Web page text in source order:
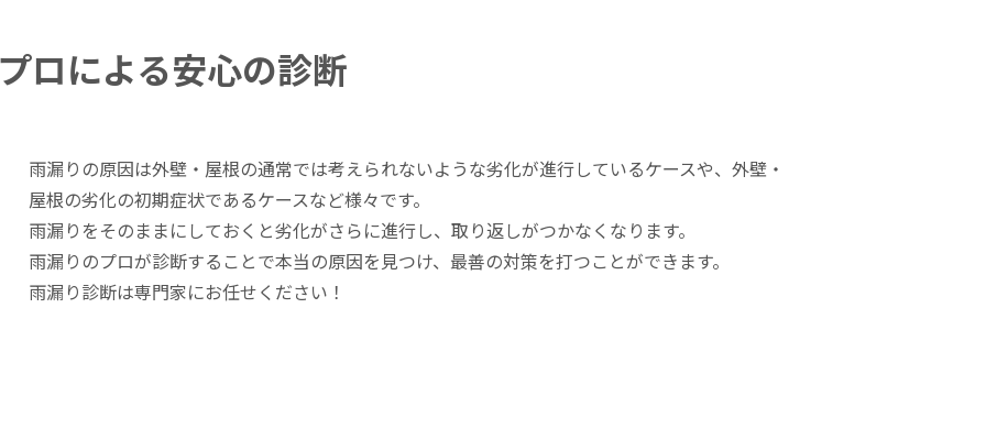
ロによる安心の診断
雨漏りの原因は外壁・屋根の通常では考えられないような劣化が進行しているケースや、外壁・
屋根の劣化の初期症状であるケースなど様々です。
雨漏りをそのままにしておくと劣化がさらに進行し、取り返しがつかなくなります。
雨漏りのプロが診断することで本当の原因を見つけ、最善の対策を打つことができます。
雨漏り診断は専門家にお任せください！